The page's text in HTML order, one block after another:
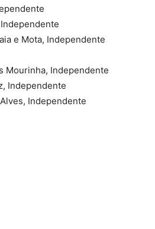
e Mota, Independente
Mourinha, Independente
Independente
Independente